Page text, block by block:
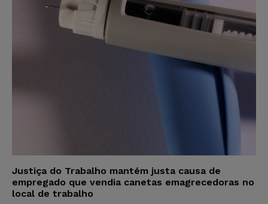
Justiça do Trabalho mantém justa causa de
empregado que vendia canetas emagrecedoras no
local de trabalho